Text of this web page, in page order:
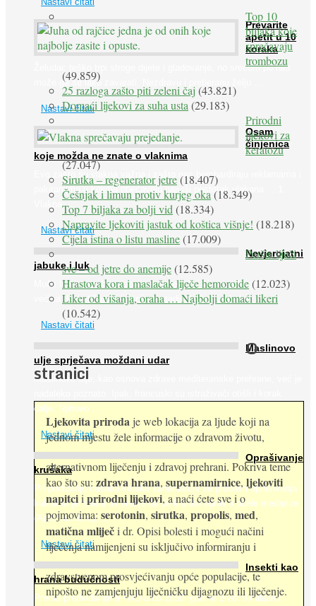
Prevarite
apetit u 10
koraka
Želudac teško trpi stroge dijete i gladovanje, no srećom po nas
može ga se lako zavarati. Nezdravu i pretjeranu želju ...
Nastavi čitati
Osam
činjenica
koje možda ne znate o vlaknima
Evo zašto su vlakna važna i zašto nas bombardiraju reklamama i
pakiranjima u kojima obećavaju najviši postotak vlakana ... 1.
Vlakna ...
Nastavi čitati
Nevjerojatni
jabuke i luk
Muče li vas tegobe vezane uz srce, oči i živce, od kojih pati
većina dijabetičara u kasnijem stadiju bolesti, jabuke ...
Nastavi čitati
Maslinovo
ulje sprječava moždani udar
Maslinovo ulje, kao osnova zdrave mediteranske prehrane, već je
dalje. Njihovo ...
Nastavi čitati
Oprašivanje
krušaka
Pri podizanju nasada kruške zanemaruje se problem oprašivanja
kukcima jer vlada uvjerenje da će krušku oprašiti pčele medarice
(Apis mellifera). ...
Nastavi čitati
Insekti kao
hrana budućnosti
Prema predviđanjima FAO-a do 2050. godine život 9 milijardi
Top 10
biljaka koje
sprečavaju
trombozu
(49.859)
25 razloga zašto piti zeleni čaj(43.821)
Domaći lijekovi za suha usta (29.183)
Prirodni
lijekovi za
keratozu
(27.047)
Sirutka – regenerator jetre(18.407)
Češnjak i limun protiv kurjeg oka (18.349)
Top 7 biljaka za bolji vid (18.334)
Napravite ljekoviti jastuk od koštica višnje! (18.218)
Cijela istina o listu masline(17.009)
Peršin liječi
sve – od jetre do anemije(12.585)
Hrastova kora i maslačak liječe hemoroide(12.023)
Liker od višanja, oraha … Najbolji domaći likeri
(10.542)
O
stranici
Ljekovita priroda je web lokacija za ljude koji na
jednom mjestu žele informacije o zdravom životu,
alternativnom liječenju i zdravoj prehrani. Pokriva teme
kao što su: zdrava hrana, supernamirnice, ljekoviti
napitciiprirodni lijekovi, a naći ćete sve i o
pojmovima: serotonin, sirutka, propolis, med,
matična mliječi dr. Opisi bolesti i mogući načini
liječenja namijenjeni su isključivo informiranju i
zdravstvenom prosvjećivanju opće populacije, te
nipošto ne zamjenjuju liječničku dijagnozu ili liječenje.